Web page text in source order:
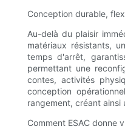
Conception durable,
Au-delà du plaisir
matériaux résistants,
temps d'arrêt,
permettant une
contes, activités
conception
rangement, créant
Comment ESAC donne